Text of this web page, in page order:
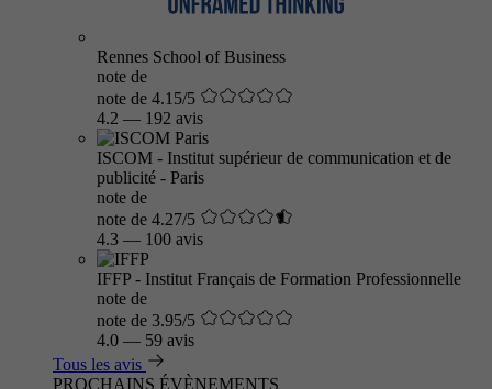
Rennes School of Business
note de
note de 4.15/5
4.2 — 192 avis
ISCOM - Institut supérieur de communication et de
publicité - Paris
note de
note de 4.27/5
4.3 — 100 avis
IFFP - Institut Français de Formation Professionnelle
note de
note de 3.95/5
4.0 — 59 avis
Tous les avis
PROCHAINS ÉVÈNEMENTS